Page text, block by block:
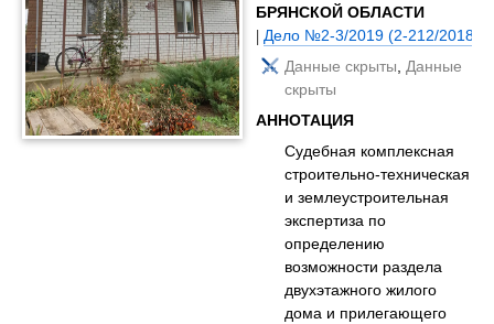
БРЯНСКОЙ ОБЛАСТИ
|Дело №2-3/2019 (2-212/2018;)
Данные скрыты,Данные
скрыты
АННОТАЦИЯ
Судебная комплексная
строительно-техническая
и землеустроительная
экспертиза по
определению
возможности раздела
двухэтажного жилого
дома и прилегающего